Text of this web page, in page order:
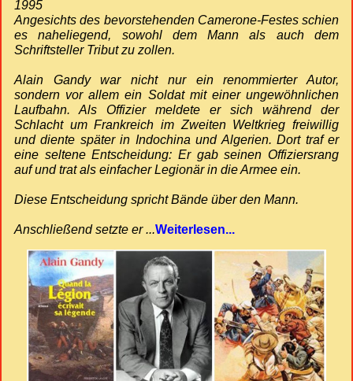
1995
Angesichts des bevorstehenden Camerone-Festes schien
es naheliegend, sowohl dem Mann als auch dem
Schriftsteller Tribut zu zollen.
Alain Gandy war nicht nur ein renommierter Autor,
sondern vor allem ein Soldat mit einer ungewöhnlichen
Laufbahn. Als Offizier meldete er sich während der
Schlacht um Frankreich im Zweiten Weltkrieg freiwillig
und diente später in Indochina und Algerien. Dort traf er
eine seltene Entscheidung: Er gab seinen Offiziersrang
auf und trat als einfacher Legionär in die Armee ein.
Diese Entscheidung spricht Bände über den Mann.
Anschließend setzte er ...Weiterlesen...